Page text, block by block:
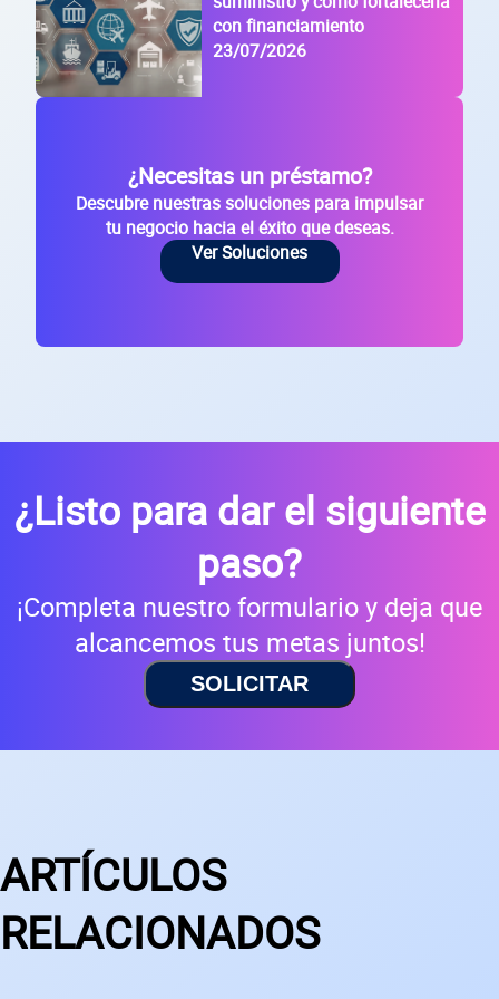
con financiamiento
23/07/2026
¿Necesitas un préstamo?
Descubre nuestras soluciones para impulsar
tu negocio hacia el éxito que deseas.
Ver Soluciones
¿Listo para dar el siguiente
paso?
¡Completa nuestro formulario y deja que
alcancemos tus metas juntos!
SOLICITAR
ARTÍCULOS
RELACIONADOS